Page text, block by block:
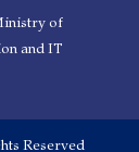
of
and IT
Reserved